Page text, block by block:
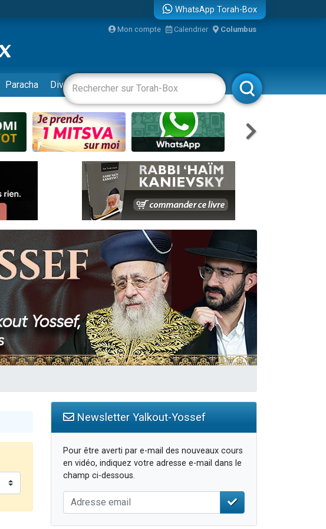
insalubre
de violences...
les Enfants
WhatsApp Torah-Box
Mon compte Calendrier Columbus
Paracha Divertissements Livres Rabbanim
Newsletter Yalkout-Yossef
Pour être averti par e-mail des nouveaux cours
en vidéo, indiquez votre adresse e-mail dans le
champ ci-dessous.